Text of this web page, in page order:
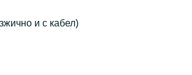
и с кабел)